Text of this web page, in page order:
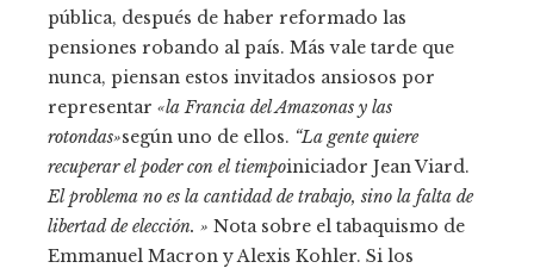
pública, después de haber reformado las
pensiones robando al país. Más vale tarde que
nunca, piensan estos invitados ansiosos por
representar «la Francia del Amazonas y las
rotondas»según uno de ellos. “La gente quiere
recuperar el poder con el tiempoiniciador Jean Viard.
El problema no es la cantidad de trabajo, sino la falta de
libertad de elección. » Nota sobre el tabaquismo de
Emmanuel Macron y Alexis Kohler. Si los